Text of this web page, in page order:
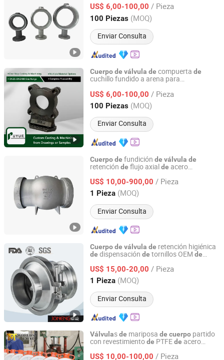
US$ 6,00-100,00 / Pieza
100 Piezas (MOQ)
Enviar Consulta
Liaoning, China Desde 2026
Cuerpode válvula de compuerta de
cuchillo fundido a arena para
US$ 6,00-100,00 / Pieza
100 Piezas (MOQ)
Enviar Consulta
Shenyang Puyue Enterprise Co., Ltd.
Liaoning, China Desde 2026
Cuerpode fundición de válvula de
retención de flujo axialde acero
US$ 10,00-900,00 / Pieza
1 Pieza (MOQ)
Enviar Consulta
Wenzhou Kangtuo International Trading Co., Ltd.
Zhejiang, China Desde 2013
Cuerpode válvula de retención higiénica
de dispensación de tornillos OEM de
US$ 15,00-20,00 / Pieza
1 Pieza (MOQ)
Enviar Consulta
Wenzhou Joneng Valves Co., Limited
Zhejiang, China Desde 2014
Válvulasde mariposa de cuerpo partido
con revestimientode PTFEde acero
US$ 10,00-100,00 / Pieza
Tianjin Worlds Valve Co., Ltd.